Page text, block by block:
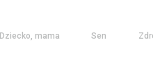
Dziecko, mama Sen